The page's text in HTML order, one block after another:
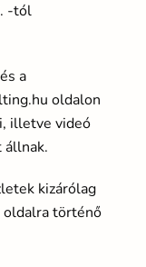
-tól
a
oldalon
illetve videó
állnak.
kizárólag
történő